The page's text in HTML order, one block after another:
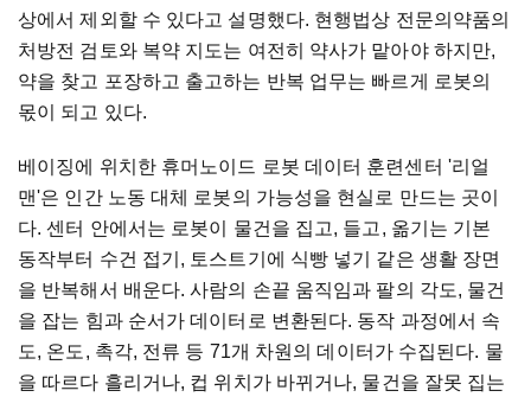
상에서 제외할 수 있다고 설명했다. 현행법상 전문의약품의
처방전 검토와 복약 지도는 여전히 약사가 맡아야 하지만,
약을 찾고 포장하고 출고하는 반복 업무는 빠르게 로봇의
몫이 되고 있다.
베이징에 위치한 휴머노이드 로봇 데이터 훈련센터 '리얼
맨'은 인간 노동 대체 로봇의 가능성을 현실로 만드는 곳이
다. 센터 안에서는 로봇이 물건을 집고, 들고, 옮기는 기본
동작부터 수건 접기, 토스트기에 식빵 넣기 같은 생활 장면
을 반복해서 배운다. 사람의 손끝 움직임과 팔의 각도, 물건
을 잡는 힘과 순서가 데이터로 변환된다. 동작 과정에서 속
도, 온도, 촉각, 전류 등 71개 차원의 데이터가 수집된다. 물
을 따르다 흘리거나, 컵 위치가 바뀌거나, 물건을 잘못 집는